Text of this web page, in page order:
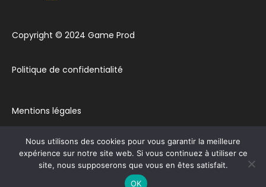
Copyright © 2024 Game Prod
Politique de confidentialité
Mentions légales
Plan du site
Nous utilisons des cookies pour vous garantir la meilleure
expérience sur notre site web. Si vous continuez à utiliser ce
site, nous supposerons que vous en êtes satisfait.
OK